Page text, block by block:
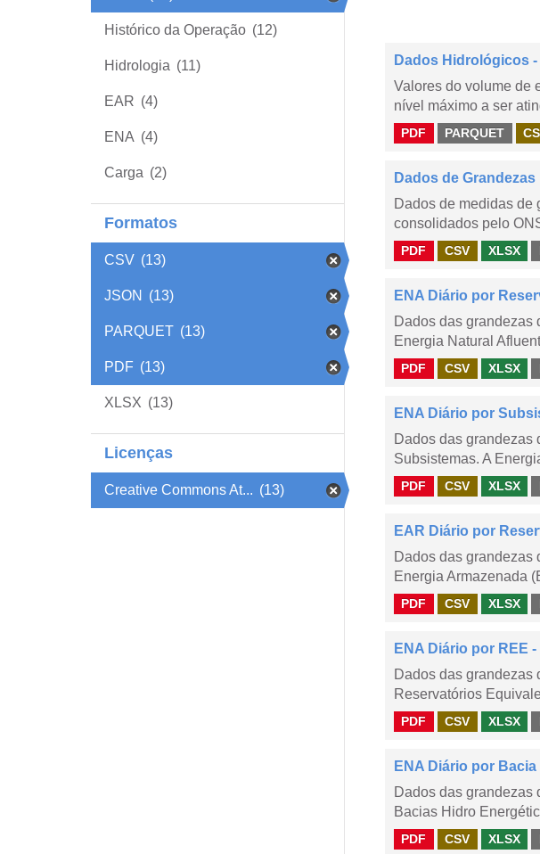
Histórico da Operação (12)
Hidrologia (11)
EAR (4)
ENA (4)
Carga (2)
Formatos
CSV (13)
JSON (13)
PARQUET (13)
PDF (13)
XLSX (13)
Licenças
Creative Commons At... (13)
Dados Hidrológicos
Valores do volume de
nível máximo a ser
PDF PARQUET
Dados de
Dados de medidas de
consolidados pelo
PDF CSV XLSX
ENA Diário por
Dados das grandezas
Energia Natural
PDF CSV XLSX
ENA Diário por
Dados das grandezas
Subsistemas. A
PDF CSV XLSX
EAR Diário por
Dados das grandezas
Energia Armazenada
PDF CSV XLSX
ENA Diário por REE
Dados das grandezas
Reservatórios
PDF CSV XLSX
ENA Diário por Bacia
Dados das grandezas
Bacias Hidro
PDF CSV XLSX